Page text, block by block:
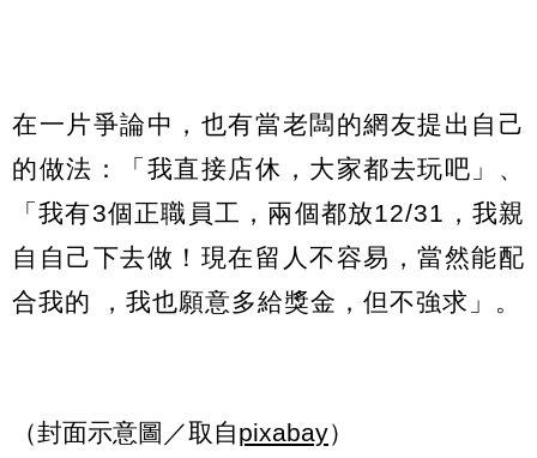
在一片爭論中，也有當老闆的網友提出自己
的做法：「我直接店休，大家都去玩吧」、
「我有3個正職員工，兩個都放12/31，我親
自自己下去做！現在留人不容易，當然能配
合我的 ，我也願意多給獎金，但不強求」。
（封面示意圖／取自pixabay）